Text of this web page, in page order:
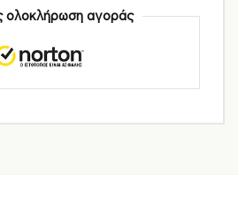
ολοκλήρωση αγοράς